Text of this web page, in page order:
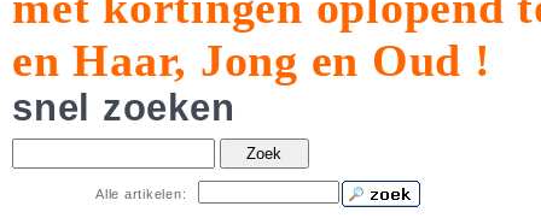
en Haar, Jong en Oud !
snel zoeken
Zoek
Alle artikelen: